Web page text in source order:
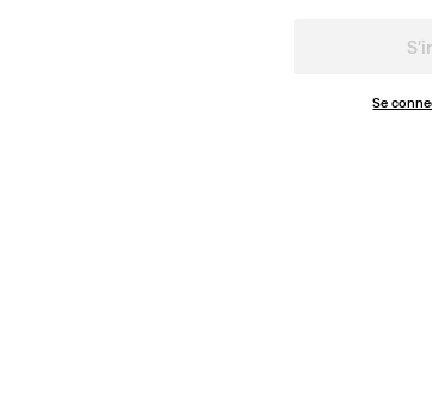
Se